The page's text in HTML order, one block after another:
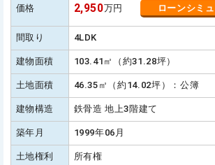
価格 2,950万円 ローンシミ
間取り 4LDK
建物面積 103.41㎡（約31.28坪）
土地面積 46.35㎡（約14.02坪）：公簿
建物構造 鉄骨造 地上3階建て
築年月 1999年06月
土地権利 所有権